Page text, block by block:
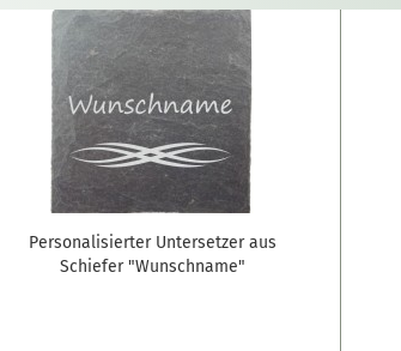
Personalisierter Untersetzer aus
Schiefer "Wunschname"